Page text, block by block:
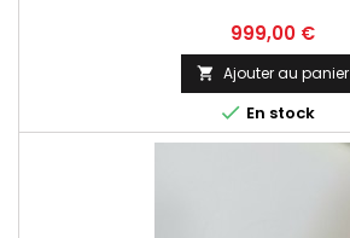
Prix
999,00 €
 Ajouter au panier
 En stock